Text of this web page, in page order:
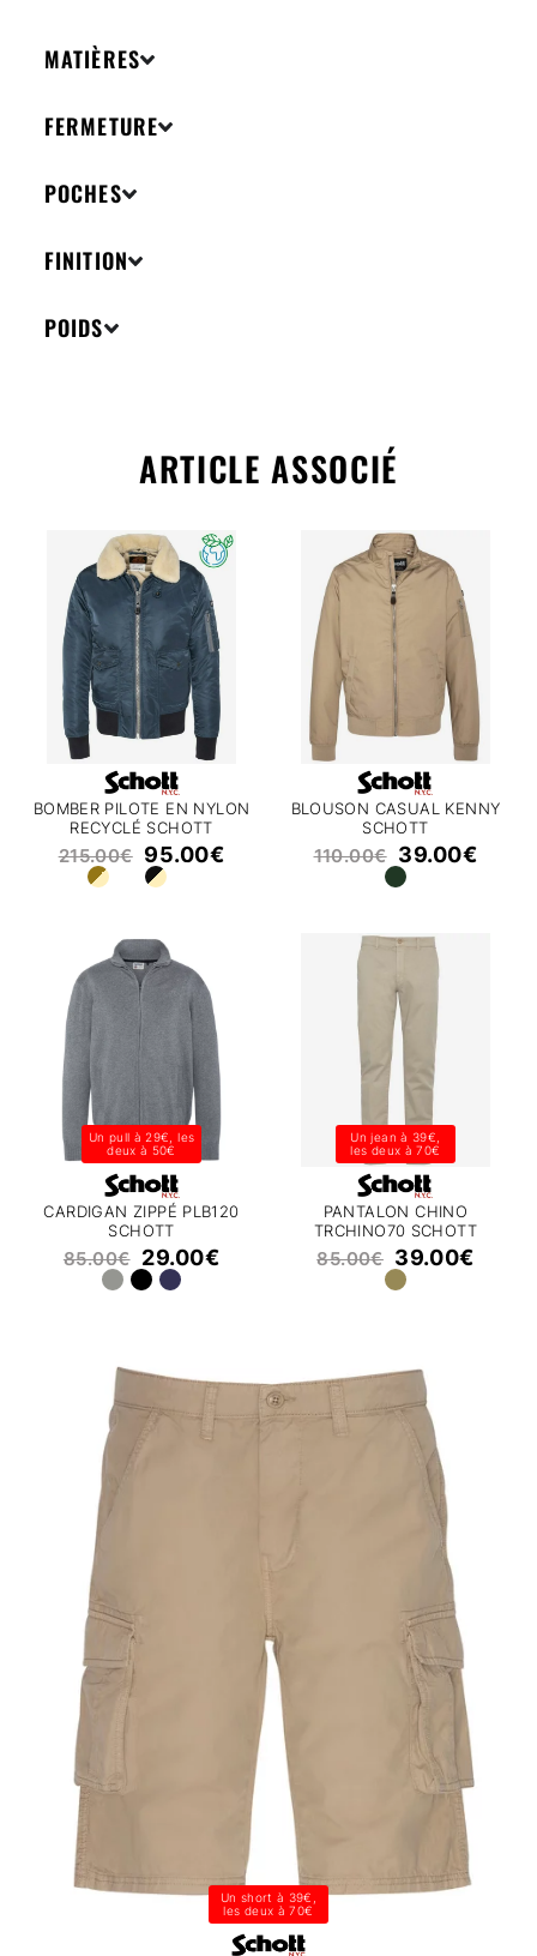
MATIÈRES
FERMETURE
POCHES
FINITION
POIDS
ARTICLE ASSOCIÉ
BOMBER PILOTE EN NYLON
RECYCLÉ SCHOTT
OHARARS
215.00€ 95.00€
BLOUSON CASUAL KENNY
SCHOTT
110.00€ 39.00€
Un pull à 29€, les
deux à 50€
CARDIGAN ZIPPÉ PLB120
SCHOTT
85.00€ 29.00€
Un jean à 39€,
les deux à 70€
PANTALON CHINO
TRCHINO70 SCHOTT
85.00€ 39.00€
Un short à 39€,
les deux à 70€